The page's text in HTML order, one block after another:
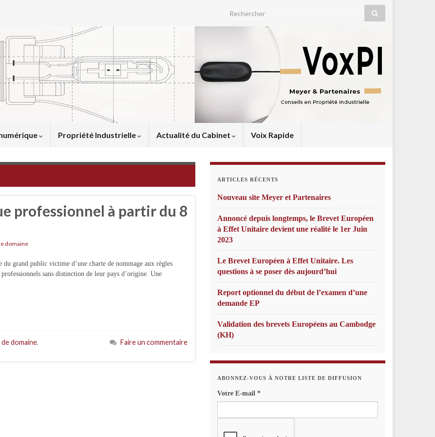
Search for:
Propriété Industrielle Actualité du Cabinet Voix Rapide
professionnel à partir du 8
domaine
grand public victime d’une charte de nommage aux règles
sans distinction de leur pays d’origine. Une
domaine,
Faire un commentaire
ARTICLES RÉCENTS
Nouveau site Meyer et Partenaires
Annoncé depuis longtemps, le Brevet Européen
à Effet Unitaire devient une réalité le 1er Juin
2023
Le Brevet Européen à Effet Unitaire. Les
questions à se poser dès aujourd’hui
Report optionnel du début de l’examen d’une
demande EP
Validation des brevets Européens au Cambodge
(KH)
ABONNEZ-VOUS À NOTRE LISTE DE DIFFUSION
Votre E-mail *